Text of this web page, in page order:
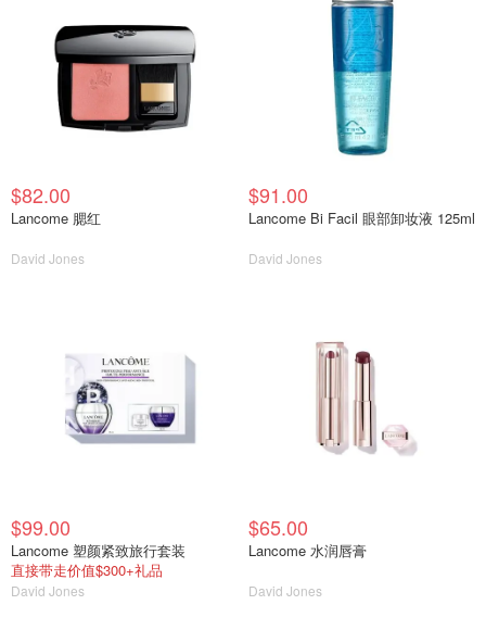
$82.00
Lancome 腮红
David Jones
$91.00
Lancome Bi Facil 眼部卸妆液 125ml
David Jones
$99.00
Lancome 塑颜紧致旅行套装
直接带走价值$300+礼品
David Jones
$65.00
Lancome 水润唇膏
David Jones